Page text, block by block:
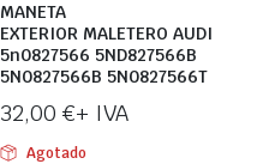
MANETA
EXTERIOR MALETERO AUDI
5n0827566 5ND827566B
5N0827566B 5N0827566T
32,00 €+ IVA
Agotado